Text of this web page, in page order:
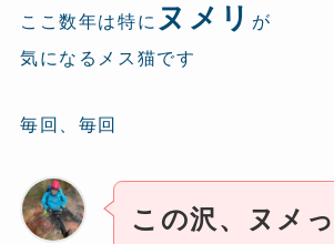
ここ数年は特に ヌメリ が
気になるメス猫です
毎回、毎回
この沢、ヌメ